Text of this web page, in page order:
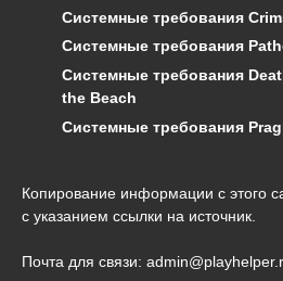
Системные требования
Системные требования
Системные требования
the Beach
Системные требования
Копирование информации с этого
с указанием ссылки на источник.
Почта для связи: